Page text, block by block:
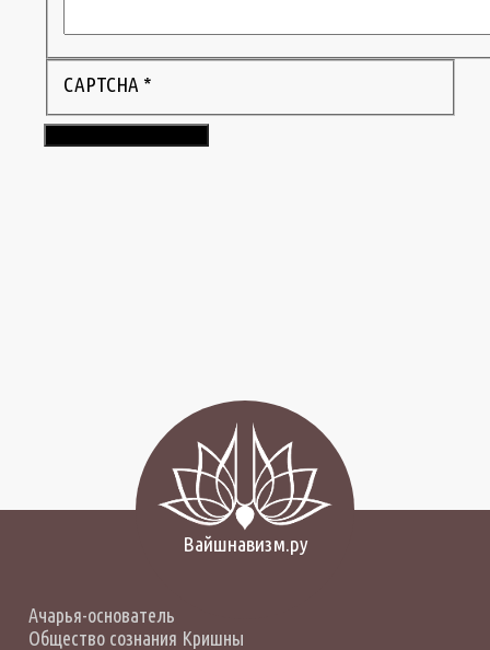
CAPTCHA *
Вайшнавизм.ру
Ачарья-основатель
Общество сознания Кришны